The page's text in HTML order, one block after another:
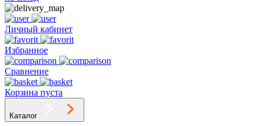
Личный кабинет
Избранное
Сравнение
Корзина пуста
Каталог